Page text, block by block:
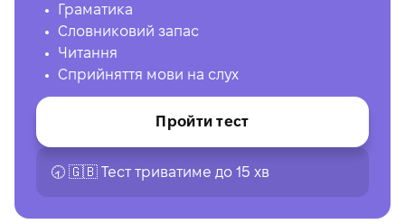
Граматика
Словниковий запас
Читання
Сприйняття мови на слух
Пройти тест
🕣 🇬🇧 Тест триватиме до 15 хв